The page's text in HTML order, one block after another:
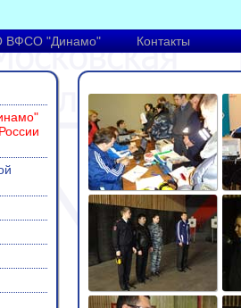
"Динамо" Контакты